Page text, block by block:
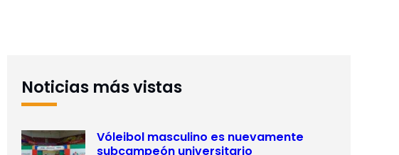
Noticias más vistas
Vóleibol masculino es nuevamente
subcampeón universitario